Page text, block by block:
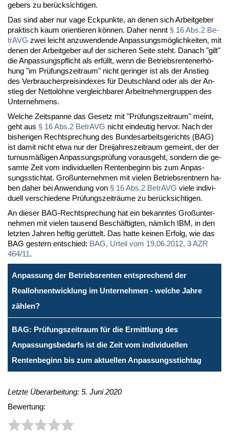
ge­bers zu be­rück­sich­ti­gen.
Das sind aber nur va­ge Eck­punk­te, an de­nen sich Ar­beit­ge­ber
prak­tisch kaum ori­en­tie­ren kön­nen. Da­her nennt § 16 Abs.2 Be­
trAVG zwei leicht an­zu­wen­den­de An­pas­sungs­mög­lich­kei­ten, mit
de­nen der Ar­beit­ge­ber auf der si­che­ren Sei­te steht. Da­nach "gilt"
die An­pas­sungs­pflicht als er­füllt, wenn die Be­triebs­ren­ten­er­hö­
hung "im Prü­fungs­zeit­raum" nicht ge­rin­ger ist als der An­stieg
des Ver­brau­cher­preis­in­de­xes für Deutsch­land oder als der An­
stieg der Net­to­löh­ne ver­gleich­ba­rer Ar­beit­neh­mer­grup­pen des
Un­ter­neh­mens.
Wel­che Zeit­span­ne das Ge­setz mit "Prü­fungs­zeit­raum" meint,
geht aus § 16 Abs.2 Be­trAVG nicht ein­deu­tig her­vor. Nach der
bis­he­ri­gen Recht­spre­chung des Bun­des­ar­beits­ge­richts (BAG)
ist da­mit nicht et­wa nur der Drei­jah­res­zeit­raum ge­meint, der der
tur­nus­mä­ßi­gen An­pas­sungs­prü­fung vor­aus­geht, son­dern die ge­
sam­te Zeit vom in­di­vi­du­el­len Ren­ten­be­ginn bis zum An­pas­
sungs­sticht­at. Groß­un­ter­neh­men mit vie­len Be­triebs­rent­nern ha­
ben da­her bei An­wen­dung von § 16 Abs.2 Be­trAVG vie­le in­di­vi­
du­ell ver­schie­de­ne Prü­fungs­zeit­räu­me zu be­rück­sich­ti­gen.
An die­ser BAG-Recht­spre­chung hat ein be­kann­tes Groß­un­ter­
neh­men mit vie­len tau­send Be­schäf­tig­ten, näm­lich IBM, in den
letz­ten Jah­ren hef­tig ge­rüt­telt. Das hat­te kei­nen Er­folg, wie das
BAG ges­tern ent­schied: BAG, Ur­teil vom 19.06.2012, 3 AZR
464/11.
Anpassung der Betriebsrenten entsprechend der
Reallohnentwicklung im Unternehmen - welche Jahre
zählen?
BAG: Prüfungszeitraum für die Ermittlung des
Anpassungsbedarfs ist die Zeit vom individuellen
Rentenbeginn bis zum aktuellen Anpassungsstichtag
Letzte Überarbeitung: 5. Juni 2020
Bewertung: